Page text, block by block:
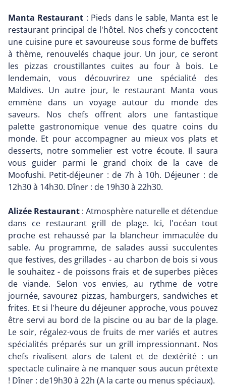
Manta Restaurant : Pieds dans le sable, Manta est le
restaurant principal de l'hôtel. Nos chefs y concoctent
une cuisine pure et savoureuse sous forme de buffets
à thème, renouvelés chaque jour. Un jour, ce seront
les pizzas croustillantes cuites au four à bois. Le
lendemain, vous découvrirez une spécialité des
Maldives. Un autre jour, le restaurant Manta vous
emmène dans un voyage autour du monde des
saveurs. Nos chefs offrent alors une fantastique
palette gastronomique venue des quatre coins du
monde. Et pour accompagner au mieux vos plats et
desserts, notre sommelier est votre écoute. Il saura
vous guider parmi le grand choix de la cave de
Moofushi. Petit-déjeuner : de 7h à 10h. Déjeuner : de
12h30 à 14h30. Dîner : de 19h30 à 22h30.
Alizée Restaurant : Atmosphère naturelle et détendue
dans ce restaurant grill de plage. Ici, l'océan tout
proche est rehaussé par la blancheur immaculée du
sable. Au programme, de salades aussi succulentes
que festives, des grillades - au charbon de bois si vous
le souhaitez - de poissons frais et de superbes pièces
de viande. Selon vos envies, au rythme de votre
journée, savourez pizzas, hamburgers, sandwiches et
frites. Et si l'heure du déjeuner approche, vous pouvez
être servi au bord de la piscine ou au bar de la plage.
Le soir, régalez-vous de fruits de mer variés et autres
spécialités préparés sur un grill impressionnant. Nos
chefs rivalisent alors de talent et de dextérité : un
spectacle culinaire à ne manquer sous aucun prétexte
! Dîner : de19h30 à 22h (A la carte ou menus spéciaux).